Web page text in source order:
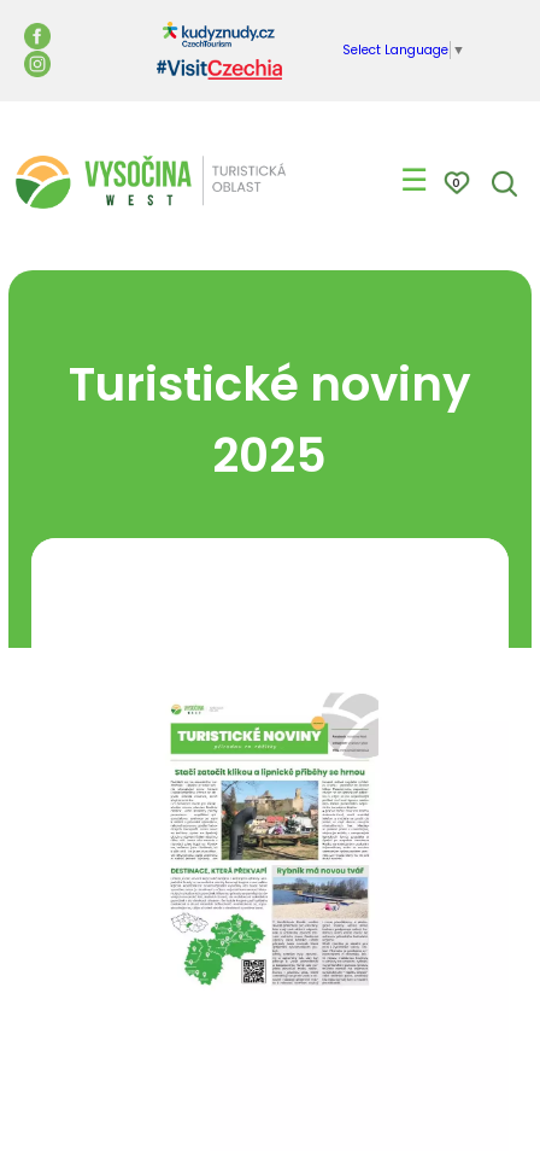
Select Language ▼
☰ 0
Turistické noviny
2025